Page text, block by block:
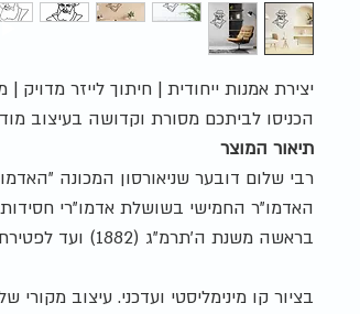
יצירת אמנות ייחודית | חיתוך לייזר
הכניסו לביתכם מסורת וקדושה בעיצוב
תיאור המוצר
רבי שלום דובער שניאורסון המכונה
האדמו"ר החמישי בשושלת אדמו"רי
בראשה משנת ה'תרמ"ג (1882) ועד לפטירתו בשנת ה'תר"פ (1920)
בציור קו מינימליסטי ועדכני. עיצוב